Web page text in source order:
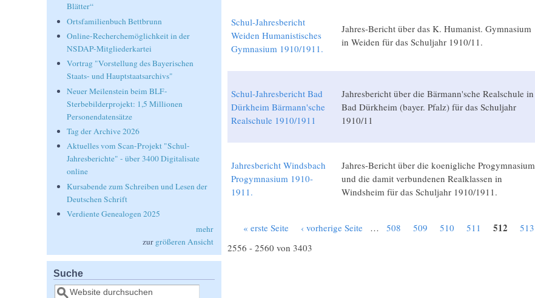
Schul-Jahresbericht
Weiden Humanistisches
Gymnasium 1910/1911.
Jahres-Bericht über das K. Humanist. Gymnasium
in Weiden für das Schuljahr 1910/11.
Schul-Jahresbericht Bad
Dürkheim Bärmann'sche
Realschule 1910/1911
Jahresbericht über die Bärmann'sche Realschule in
Bad Dürkheim (bayer. Pfalz) für das Schuljahr
1910/11
Jahresbericht Windsbach
Progymnasium 1910-
1911.
Jahres-Bericht über die koenigliche Progymnasium
und die damit verbundenen Realklassen in
Windsheim für das Schuljahr 1910/1911.
Seiten
« erste Seite ‹ vorherige Seite … 508 509 510 511 512 513
2556 - 2560 von 3403
Blätter“
Ortsfamilienbuch Bettbrunn
Online-Recherchemöglichkeit in der
NSDAP-Mitgliederkartei
Vortrag "Vorstellung des Bayerischen
Staats- und Hauptstaatsarchivs"
Neuer Meilenstein beim BLF-
Sterbebilderprojekt: 1,5 Millionen
Personendatensätze
Tag der Archive 2026
Aktuelles vom Scan-Projekt "Schul-
Jahresberichte" - über 3400 Digitalisate
online
Kursabende zum Schreiben und Lesen der
Deutschen Schrift
Verdiente Genealogen 2025
mehr
zur größeren Ansicht
Suche
Suche